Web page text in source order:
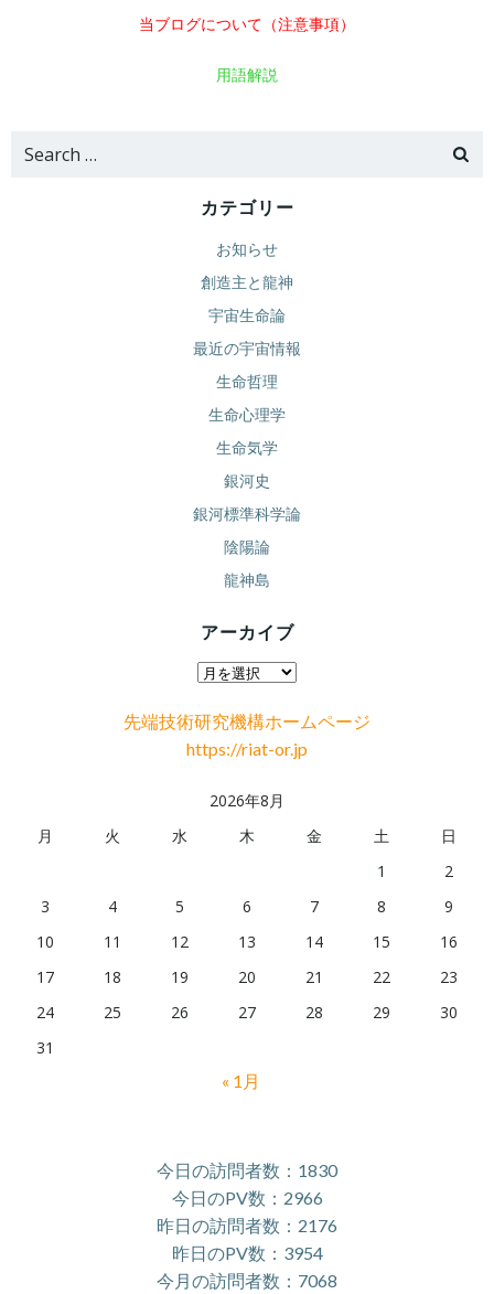
当ブログについて（注意事項）
用語解説
Search
カテゴリー
お知らせ
創造主と龍神
宇宙生命論
最近の宇宙情報
生命哲理
生命心理学
生命気学
銀河史
銀河標準科学論
陰陽論
龍神島
アーカイブ
ア
カ
イ
先端技術研究機構ホームページ
https://riat-or.jp
2026年8月
月
火 水 木 金 土
日
1
2
3
4 5 6 7 8
9
10
11 12 13 14 15
16
17
18 19 20 21 22
23
24
25 26 27 28 29
30
31
« 1月
今日の訪問者数：1830
今日のPV数：2966
昨日の訪問者数：2176
昨日のPV数：3954
今月の訪問者数：7068